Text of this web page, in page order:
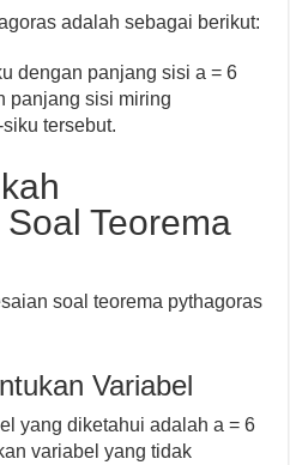
adalah sebagai berikut:
dengan panjang sisi a = 6
panjang sisi miring
tersebut.
Teorema
soal teorema pythagoras
Variabel
yang diketahui adalah a = 6
variabel yang tidak